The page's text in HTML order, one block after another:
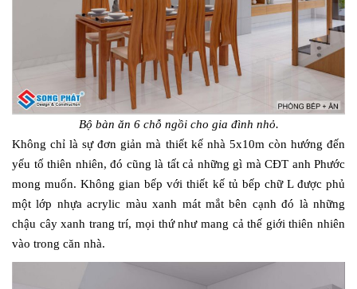
Bộ bàn ăn 6 chỗ ngồi cho gia đình nhỏ.
Không chỉ là sự đơn giản mà thiết kế nhà 5x10m còn hướng đến
yếu tố thiên nhiên, đó cũng là tất cả những gì mà CĐT anh Phước
mong muốn. Không gian bếp với thiết kế tủ bếp chữ L được phủ
một lớp nhựa acrylic màu xanh mát mắt bên cạnh đó là những
chậu cây xanh trang trí, mọi thứ như mang cả thế giới thiên nhiên
vào trong căn nhà.